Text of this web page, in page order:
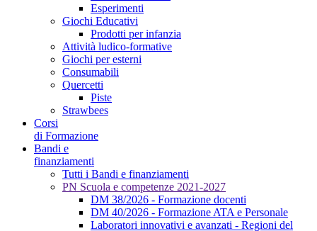
Esperimenti
Giochi Educativi
Prodotti per infanzia
Attività ludico-formative
Giochi per esterni
Consumabili
Quercetti
Piste
Strawbees
Corsi
di Formazione
Bandi e
finanziamenti
Tutti i Bandi e finanziamenti
PN Scuola e competenze 2021-2027
DM 38/2026 - Formazione docenti
DM 40/2026 - Formazione ATA e Personale
Laboratori innovativi e avanzati - Regioni del